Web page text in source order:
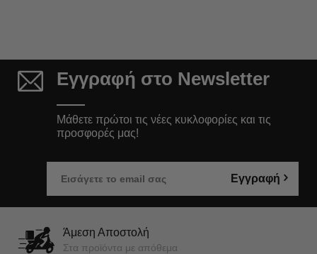
Εγγραφή στο Newsletter
Μάθετε πρώτοι τις νέες κυκλοφορίες και τις
προσφορές μας!
Εγγραφή
Άμεση Αποστολή
Στα προϊόντα με απόθεμα